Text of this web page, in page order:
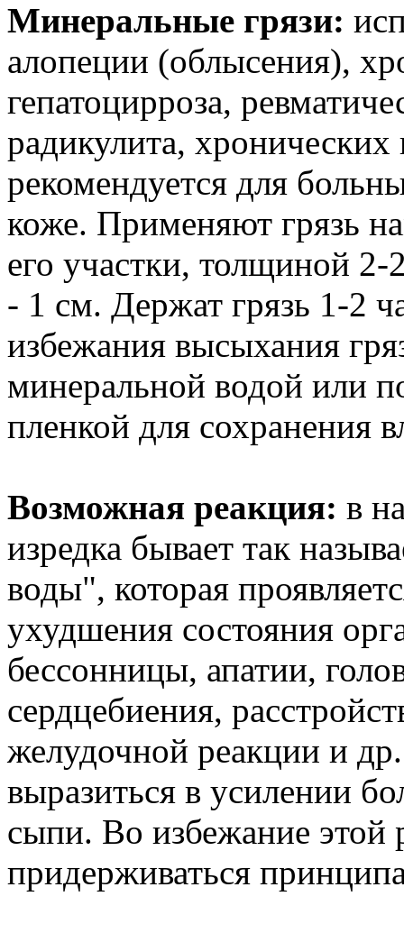
Минеральные грязи:
алопеции (облысения),
гепатоцирроза,
радикулита,
рекомендуется для
коже. Применяют грязь
его участки, толщиной
- 1 см. Держат грязь 1-2
избежания высыхания
минеральной водой или
пленкой для сохранения
Возможная реакция: в
изредка бывает так
воды", которая
ухудшения состояния
бессонницы, апатии,
сердцебиения,
желудочной реакции и
выразиться в усилении
сыпи. Во избежание этой
придерживаться